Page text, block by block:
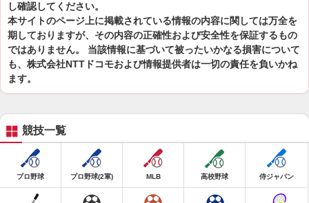
し確認してください。
本サイトのページ上に掲載されている情報の内容に関しては万全を
期しておりますが、その内容の正確性および安全性を保証するもの
ではありません。 当該情報に基づいて被ったいかなる損害について
も、株式会社NTTドコモおよび情報提供者は一切の責任を負いかね
ます。
競技一覧
プロ野球 プロ野球(2軍) MLB 高校野球 侍ジャパン